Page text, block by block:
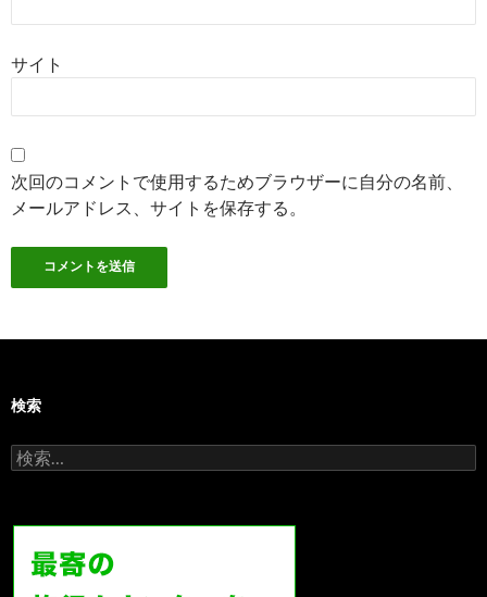
サイト
次回のコメントで使用するためブラウザーに自分の名前、
メールアドレス、サイトを保存する。
検索
検
索: